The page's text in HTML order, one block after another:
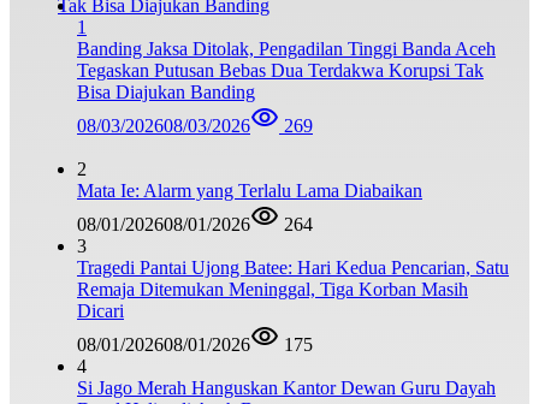
1
Banding Jaksa Ditolak, Pengadilan Tinggi Banda Aceh
Tegaskan Putusan Bebas Dua Terdakwa Korupsi Tak
Bisa Diajukan Banding
08/03/202608/03/2026 269
2
Mata Ie: Alarm yang Terlalu Lama Diabaikan
08/01/202608/01/2026
264
3
Tragedi Pantai Ujong Batee: Hari Kedua Pencarian, Satu
Remaja Ditemukan Meninggal, Tiga Korban Masih
Dicari
08/01/202608/01/2026
175
4
Si Jago Merah Hanguskan Kantor Dewan Guru Dayah